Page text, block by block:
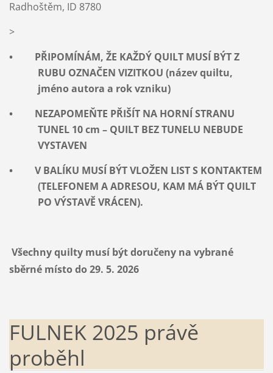
Radhoštěm, ID 8780
>
• PŘIPOMÍNÁM, ŽE KAŽDÝ QUILT MUSÍ BÝT Z
RUBU OZNAČEN VIZITKOU (název quiltu,
jméno autora a rok vzniku)
• NEZAPOMEŇTE PŘIŠÍT NA HORNÍ STRANU
TUNEL 10 cm – QUILT BEZ TUNELU NEBUDE
VYSTAVEN
• V BALÍKU MUSÍ BÝT VLOŽEN LIST S KONTAKTEM
(TELEFONEM A ADRESOU, KAM MÁ BÝT QUILT
PO VÝSTAVĚ VRÁCEN).
Všechny quilty musí být doručeny na vybrané
sběrné místo do 29. 5. 2026
FULNEK 2025 právě
proběhl